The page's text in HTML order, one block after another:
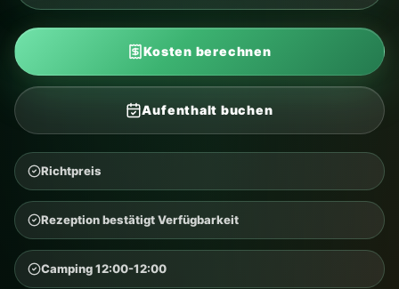
Kosten berechnen
Aufenthalt buchen
Richtpreis
Rezeption bestätigt Verfügbarkeit
Camping 12:00-12:00